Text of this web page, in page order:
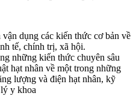
dụng các kiến thức cơ bản về
tế, chính trị, xã hội.
những kiến thức chuyên sâu
hạt nhân về một trong những
lượng và điện hạt nhân, kỹ
y khoa